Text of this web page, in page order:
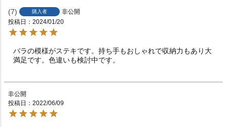
7 購入者
非公開
投稿日
2024/01/20
バラの模様がステキです。持ち手もおしゃれで収納力もあり大
満足です。色違いも検討中です。
非公開
投稿日
2022/06/09